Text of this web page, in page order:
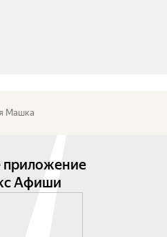
Машка
приложение
Афиши